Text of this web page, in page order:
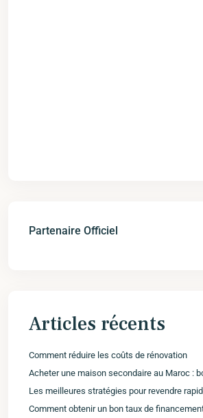
Partenaire Officiel
Articles récents
Comment réduire les coûts de rénovation
Acheter une maison secondaire au Maroc :
Les meilleures stratégies pour revendre
Comment obtenir un bon taux de